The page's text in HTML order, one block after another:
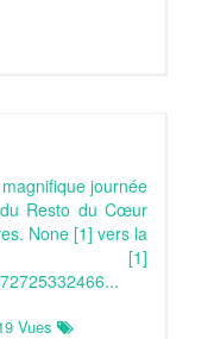
journée
Resto du Cœur
None [1] vers la
[1]
Vues